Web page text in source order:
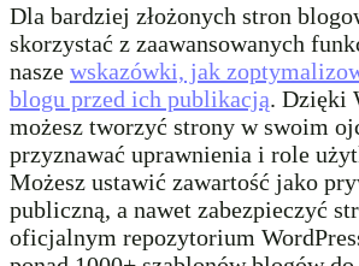
Dla bardziej złożonych stron
skorzystać z zaawansowanych
nasze wskazówki, jak
blogu przed ich publikacją. Dzięki
możesz tworzyć strony w swoim
przyznawać uprawnienia i role
Możesz ustawić zawartość jako
publiczną, a nawet zabezpieczyć
oficjalnym repozytorium